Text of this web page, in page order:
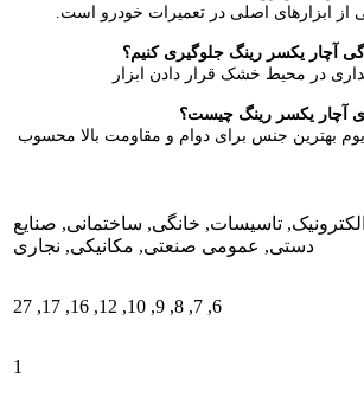
از ابزارهای اصلی در تعمیرات خودرو است.
آچار یکسر رینگ جلوگیری کنیم؟
در محیط خشک قرار دادن ابزار
آچار یکسر رینگ چیست؟
بهترین جنس برای دوام و مقاومت بالا محسوب
الکترونیک, تاسیسات, خانگی, ساختمانی, صنایع
دستی, عمومی صنعتی, مکانیکی, نجاری
6
,
7
,
8
,
9
,
10
,
12
,
16
,
17
,
27
1